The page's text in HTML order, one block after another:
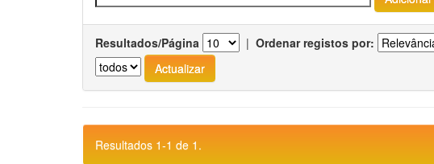
Resultados/Página | Ordenar registos por:
Resultados 1-1 de 1.